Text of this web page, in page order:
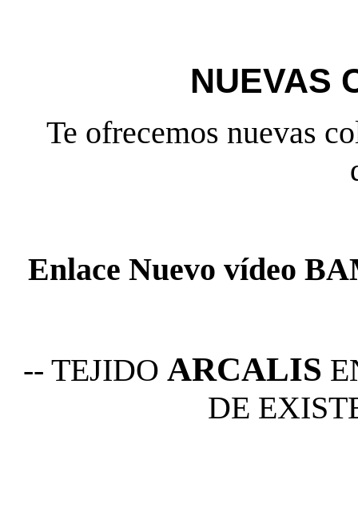
NUEVAS
Te ofrecemos nuevas
Enlace Nuevo vídeo
-- TEJIDO ARCALIS
DE